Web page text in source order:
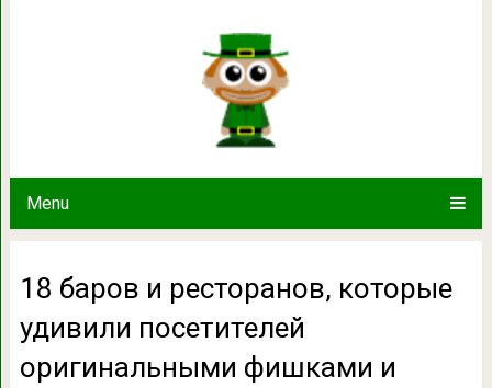
Menu
18 баров и ресторанов,
оригинальными фишками и
18 баров и ресторанов, которые
удивили посетителей
оригинальными фишками и